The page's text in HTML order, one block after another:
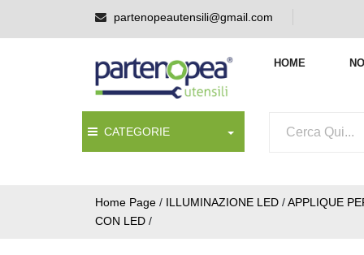
partenopeautensili@gmail.com
HOME
CATEGORIE
Home Page / ILLUMINAZIONE LED /APPLIQUE
CON LED /